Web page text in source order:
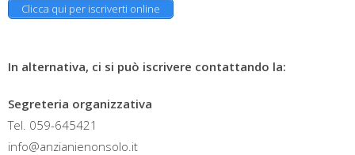
Clicca qui per iscriverti online
In alternativa, ci si può iscrivere contattando la:
Segreteria organizzativa
Tel. 059-645421
info@anzianienonsolo.it